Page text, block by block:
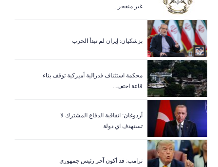
غير منفجر...
بزشكيان: إيران لم تبدأ الحرب
‏محكمة استئناف فدرالية أميركية توقف بناء
قاعة احتف...
أردوغان: اتفاقية الدفاع المشترك لا
تستهدف اي دولة
ترامب: قد أكون آخر رئيس جمهوري